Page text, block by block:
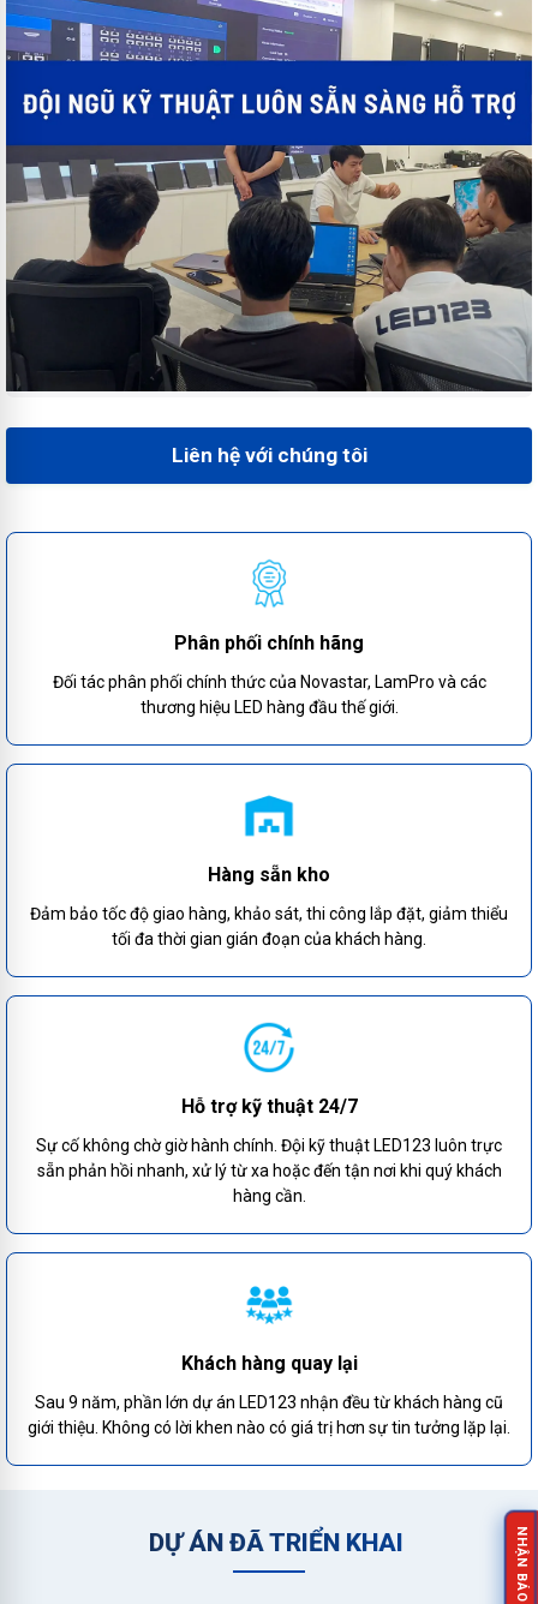
Liên hệ với chúng tôi
Phân phối chính hãng
Đối tác phân phối chính thức của Novastar, LamPro và các
thương hiệu LED hàng đầu thế giới.
Hàng sẵn kho
Đảm bảo tốc độ giao hàng, khảo sát, thi công lắp đặt, giảm thiểu
tối đa thời gian gián đoạn của khách hàng.
Hỗ trợ kỹ thuật 24/7
Sự cố không chờ giờ hành chính. Đội kỹ thuật LED123 luôn trực
sẵn phản hồi nhanh, xử lý từ xa hoặc đến tận nơi khi quý khách
hàng cần.
Khách hàng quay lại
Sau 9 năm, phần lớn dự án LED123 nhận đều từ khách hàng cũ
giới thiệu. Không có lời khen nào có giá trị hơn sự tin tưởng lặp lại.
DỰ ÁN ĐÃ TRIỂN KHAI